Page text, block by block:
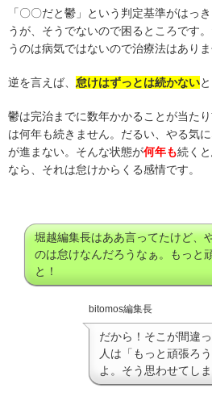
「〇〇だと鬱」という判定基準がはっ
うが、そうでないので困るところです
うのは病気ではないので治療法はありま
逆を言えば、 怠けはずっとは続かない
鬱は完治までに数年かかることが当た
は何年も続きません。だるい、やる気
が進まない。そんな状態が何年も続く
なら、それは怠けからくる感情です。
堀越編集長はああ言ってたけど、
のは怠けなんだろうなぁ。もっと
と！
bitomos編集長
だから！そこが間違
人は「もっと頑張ろ
よ。そう思わせてし